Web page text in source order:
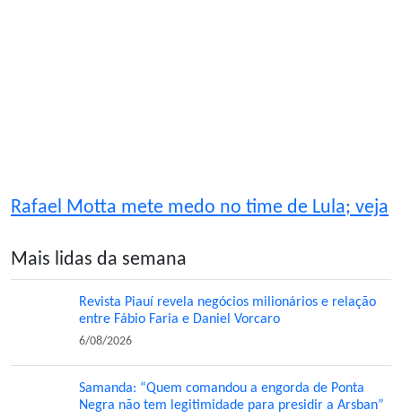
Rafael Motta mete medo no time de Lula; veja
Mais lidas da semana
Revista Piauí revela negócios milionários e relação
entre Fábio Faria e Daniel Vorcaro
6/08/2026
Samanda: “Quem comandou a engorda de Ponta
Negra não tem legitimidade para presidir a Arsban”